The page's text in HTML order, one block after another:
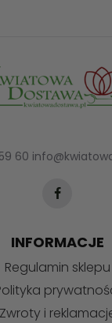
60
INFORMACJE
Regulamin sklepu
Zwroty i